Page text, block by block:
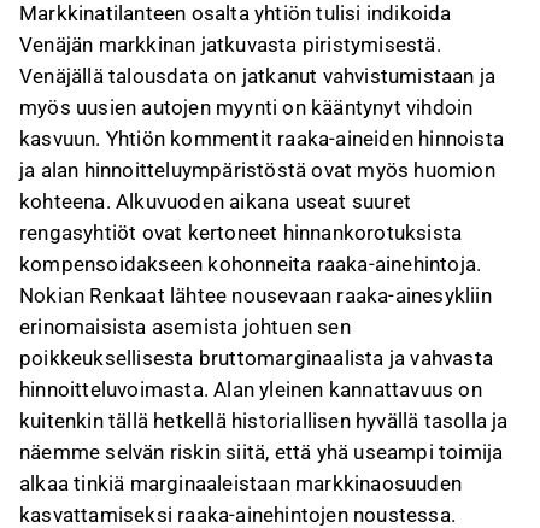
Markkinatilanteen osalta yhtiön tulisi indikoida
Venäjän markkinan jatkuvasta piristymisestä.
Venäjällä talousdata on jatkanut vahvistumistaan ja
myös uusien autojen myynti on kääntynyt vihdoin
kasvuun. Yhtiön kommentit raaka-aineiden hinnoista
ja alan hinnoitteluympäristöstä ovat myös huomion
kohteena. Alkuvuoden aikana useat suuret
rengasyhtiöt ovat kertoneet hinnankorotuksista
kompensoidakseen kohonneita raaka-ainehintoja.
Nokian Renkaat lähtee nousevaan raaka-ainesykliin
erinomaisista asemista johtuen sen
poikkeuksellisesta bruttomarginaalista ja vahvasta
hinnoitteluvoimasta. Alan yleinen kannattavuus on
kuitenkin tällä hetkellä historiallisen hyvällä tasolla ja
näemme selvän riskin siitä, että yhä useampi toimija
alkaa tinkiä marginaaleistaan markkinaosuuden
kasvattamiseksi raaka-ainehintojen noustessa.